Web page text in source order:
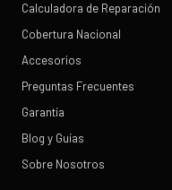
Calculadora de Reparación
Cobertura Nacional
Accesorios
Preguntas Frecuentes
Garantía
Blog y Guías
Sobre Nosotros